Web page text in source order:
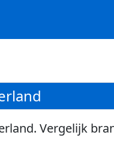
Vergelijk